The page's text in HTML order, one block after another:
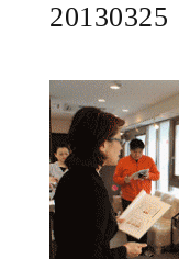
20130325